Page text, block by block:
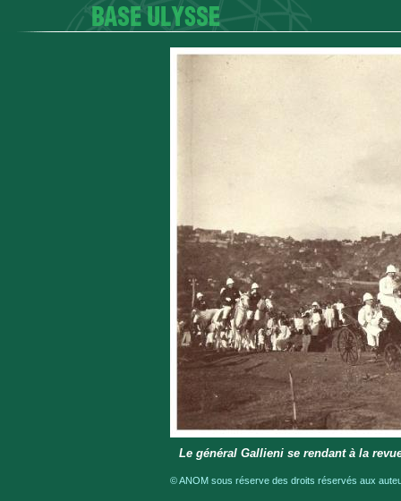
Le général Gallieni se rendant à la
© ANOM sous réserve des droits réservés aux